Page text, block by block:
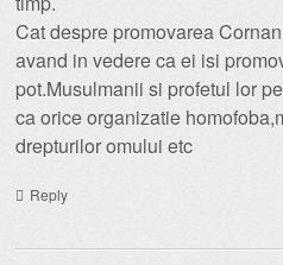
Cat despre promovarea
avand in vedere ca ei isi
pot.Musulmanii si profetul lor
ca orice organizatie
drepturilor omului etc
Reply